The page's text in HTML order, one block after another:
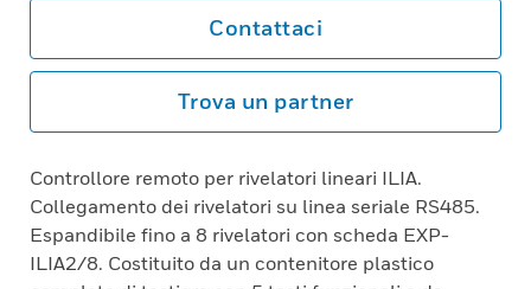
Contattaci
Trova un partner
Controllore remoto per rivelatori lineari ILIA.
Collegamento dei rivelatori su linea seriale RS485.
Espandibile fino a 8 rivelatori con scheda EXP-
ILIA2/8. Costituito da un contenitore plastico